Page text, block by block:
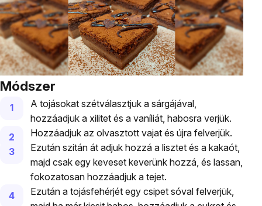
Módszer
A tojásokat szétválasztjuk a sárgájával,
hozzáadjuk a xilitet és a vaníliát, habosra verjük.
Hozzáadjuk az olvasztott vajat és újra felverjük.
Ezután szitán át adjuk hozzá a lisztet és a kakaót,
majd csak egy keveset keverünk hozzá, és lassan,
fokozatosan hozzáadjuk a tejet.
Ezután a tojásfehérjét egy csipet sóval felverjük,